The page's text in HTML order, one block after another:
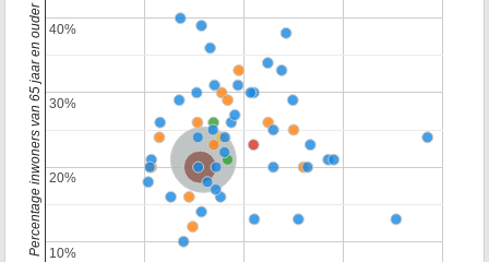
Nederland
Provincie Zuid-Holland
10%
10%
20%
20%
30%
30%
40%
40%
Percentage inwoners van 65 jaar en ouder